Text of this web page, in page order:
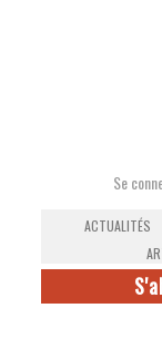
Se
ACTUALITÉS